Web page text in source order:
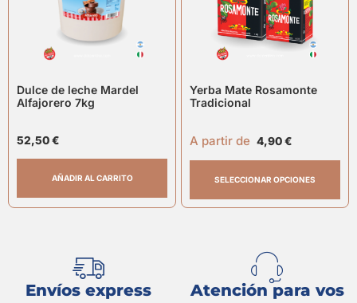
Dulce de leche Mardel
Alfajorero 7kg
52,50€
AÑADIR AL CARRITO
Yerba Mate Rosamonte
Tradicional
A partir de 4,90€
SELECCIONAR OPCIONES
Envíos express Atención para vos